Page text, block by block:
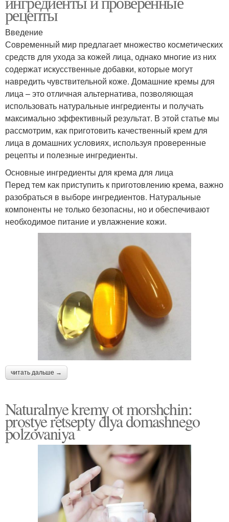
рецепты
Введение
Современный мир предлагает множество косметических
средств для ухода за кожей лица, однако многие из них
содержат искусственные добавки, которые могут
навредить чувствительной коже. Домашние кремы для
лица – это отличная альтернатива, позволяющая
использовать натуральные ингредиенты и получать
максимально эффективный результат. В этой статье мы
рассмотрим, как приготовить качественный крем для
лица в домашних условиях, используя проверенные
рецепты и полезные ингредиенты.
Основные ингредиенты для крема для лица
Перед тем как приступить к приготовлению крема, важно
разобраться в выборе ингредиентов. Натуральные
компоненты не только безопасны, но и обеспечивают
необходимое питание и увлажнение кожи.
читать дальше →
Naturalnye kremy ot morshchin:
prostye retsepty dlya domashnego
polzovaniya